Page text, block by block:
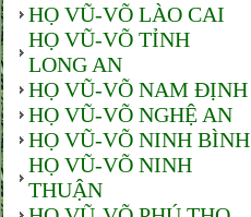
HỌ VŨ-VÕ LÀO CAI
HỌ VŨ-VÕ TỈNH
LONG AN
HỌ VŨ-VÕ NAM ĐỊNH
HỌ VŨ-VÕ NGHỆ AN
HỌ VŨ-VÕ NINH BÌNH
HỌ VŨ-VÕ NINH
THUẬN